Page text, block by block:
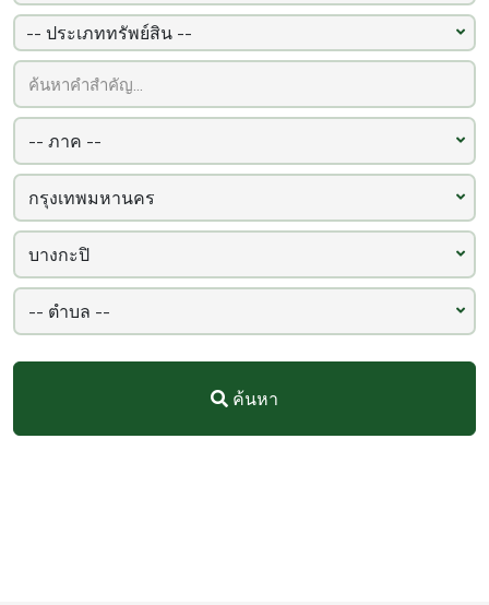
บางขุนเทียน(285)
พญาไท(282)
สาทร(248)
หลักสี่(247)
บางแค(243)
ภาษีเจริญ(227)
หนองจอก(217)
ทวีวัฒนา
บางกอกน้อย(185)
ปทุมวัน(181)
ค้นหา